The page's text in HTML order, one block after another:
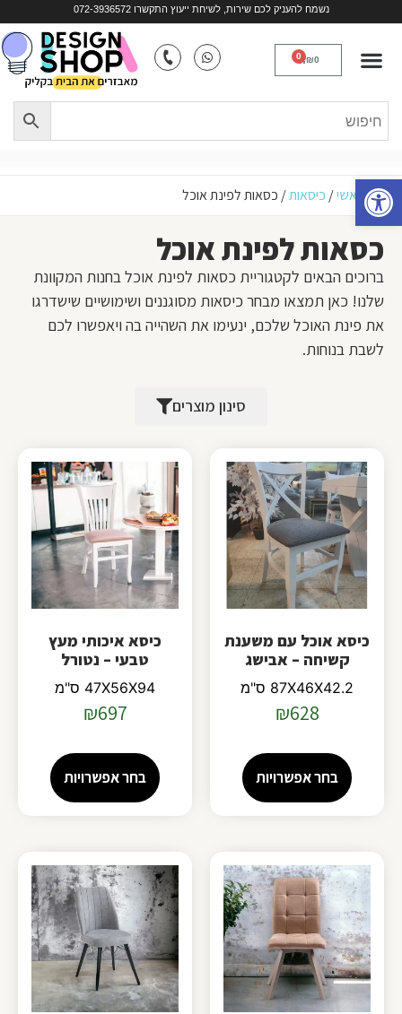
נשמח להעניק לכם שירות, לשיחת ייעוץ התקשרו 072-3936572
₪0
0
עמוד ראשי/ כיסאות/ כסאות לפינת אוכל
כסאות לפינת אוכל
ברוכים הבאים לקטגוריית כסאות לפינת אוכל בחנות המקוונת
שלנו! כאן תמצאו מבחר כיסאות מסוגננים ושימושיים שישדרגו
את פינת האוכל שלכם, ינעימו את השהייה בה ויאפשרו לכם
לשבת בנוחות.
סינון מוצרים
כיסא אוכל עם משענת
קשיחה – אבישג
87X46X42.2 ס"מ
₪628
בחר אפשרויות
כיסא איכותי מעץ
טבעי – נטורל
47X56X94 ס"מ
₪697
בחר אפשרויות
פתח סרגל נגישות